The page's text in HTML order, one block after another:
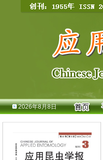
2026年8月8日